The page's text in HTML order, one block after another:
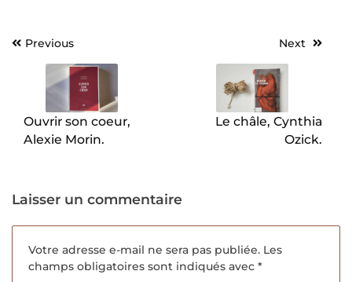
Navigation
l’article
Previous
Ouvrir son coeur,
Alexie Morin.
Next
Le châle, Cynthia
Ozick.
Laisser un commentaire
Votre adresse e-mail ne sera pas publiée. Les
champs obligatoires sont indiqués avec *